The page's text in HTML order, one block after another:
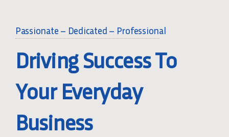
Passionate – Dedicated – Professional
Driving Success To
Your Everyday
Business